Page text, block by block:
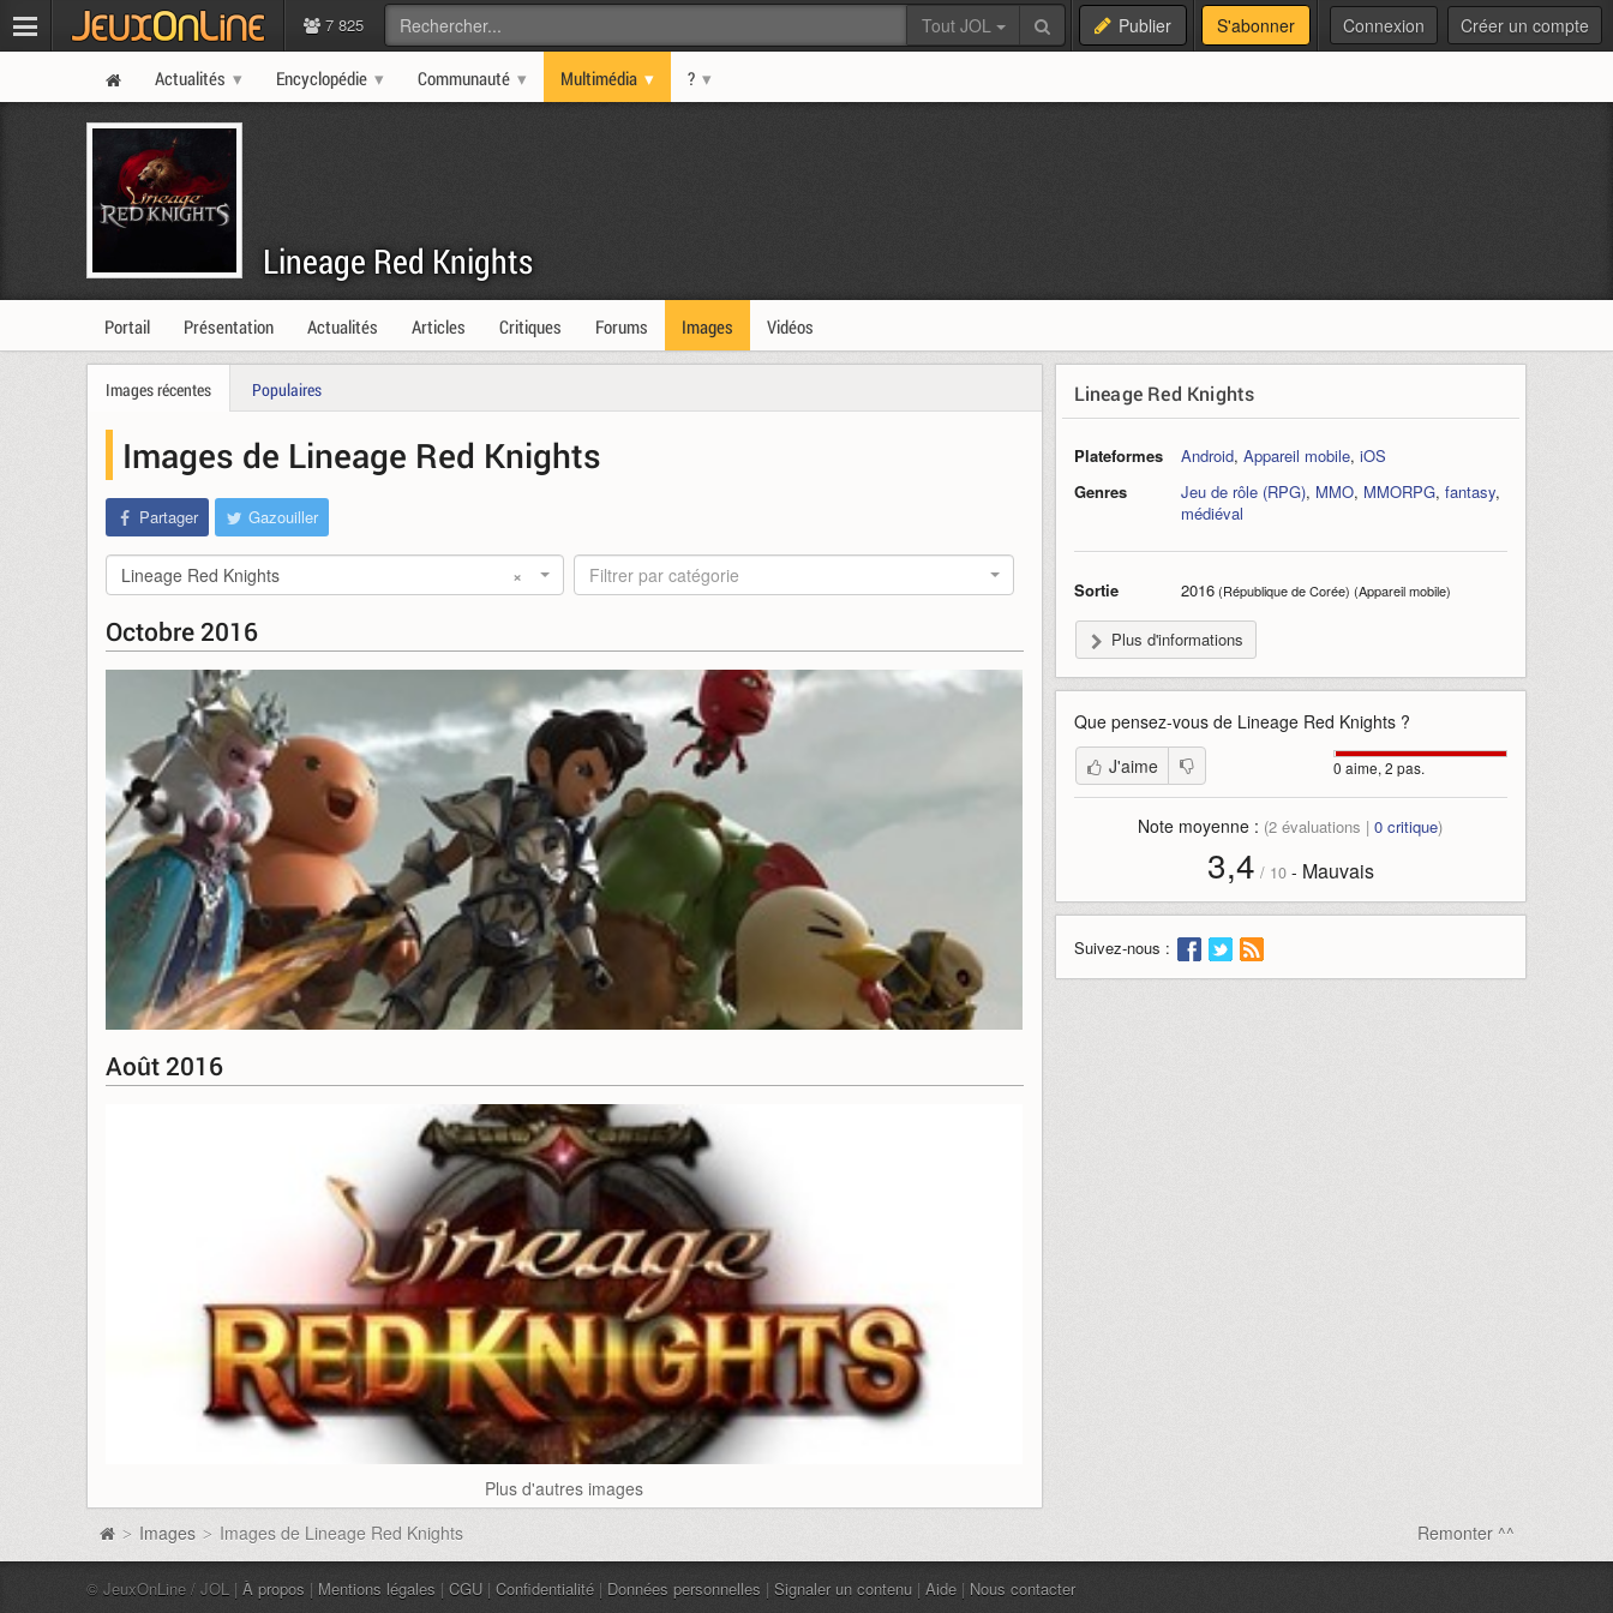
7 825 Tout JOL Publier S'abonner Connexion Créer un compte
Actualités Encyclopédie Communauté Multimédia ?
Lineage Red Knights
Portail Présentation Actualités Articles Critiques Forums Images Vidéos
Images récentes Populaires
Images de Lineage Red Knights
Partager Gazouiller
×
Lineage Red Knights Filtrer par catégorie
Octobre 2016
Août 2016
Plus d'autres images
Lineage Red Knights
Plateformes Android, Appareil mobile, iOS
Genres
Jeu de rôle (RPG), MMO, MMORPG, fantasy,
médiéval
Sortie 2016(République de Corée) (Appareil mobile)
Plus d'informations
Que pensez-vous de Lineage Red Knights?
0 aime, 2 pas.
J'aime
Note moyenne : (2 évaluations |0 critique)
3,4 / 10- Mauvais
Suivez-nous :
Remonter ^^
> Images > Images de Lineage Red Knights
© JeuxOnLine / JOL | À propos | Mentions légales | CGU | Confidentialité | Données personnelles | Signaler un contenu | Aide | Nous contacter